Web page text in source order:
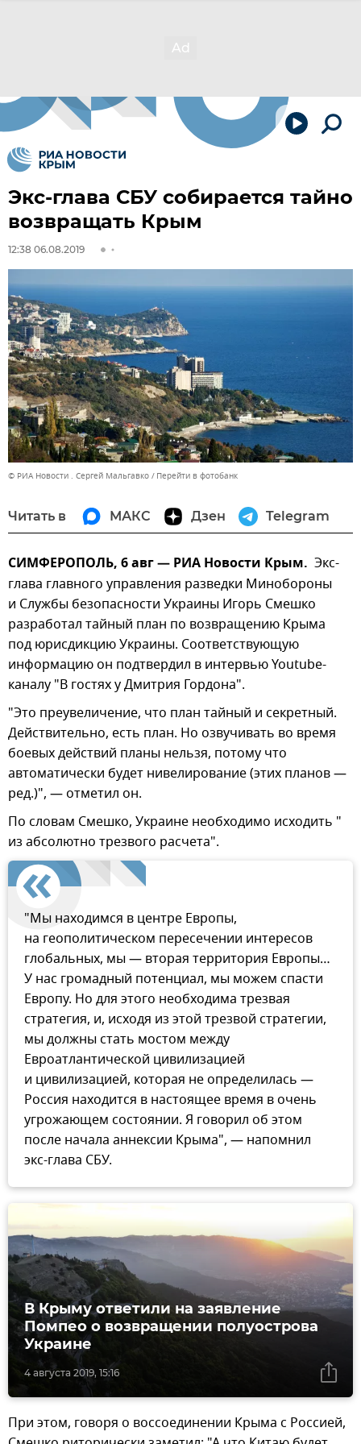
Экс-глава СБУ собирается тайно
возвращать Крым
12:38 06.08.2019
© РИА Новости . Сергей Мальгавко Перейти в фотобанк
Читать в МАКС Дзен Telegram
СИМФЕРОПОЛЬ, 6 авг — РИА Новости Крым. Экс-
глава главного управления разведки Минобороны
и Службы безопасности Украины Игорь Смешко
разработал тайный план по возвращению Крыма
под юрисдикцию Украины. Соответствующую
информацию он подтвердил в интервью Youtube-
каналу "В гостях у Дмитрия Гордона".
"Это преувеличение, что план тайный и секретный.
Действительно, есть план. Но озвучивать во время
боевых действий планы нельзя, потому что
автоматически будет нивелирование (этих планов —
ред.)", — отметил он.
По словам Смешко, Украине необходимо исходить "
из абсолютно трезвого расчета".
"Мы находимся в центре Европы,
на геополитическом пересечении интересов
глобальных, мы — вторая территория Европы…
У нас громадный потенциал, мы можем спасти
Европу. Но для этого необходима трезвая
стратегия, и, исходя из этой трезвой стратегии,
мы должны стать мостом между
Евроатлантической цивилизацией
и цивилизацией, которая не определилась —
Россия находится в настоящее время в очень
угрожающем состоянии. Я говорил об этом
после начала аннексии Крыма", — напомнил
экс-глава СБУ.
4 августа 2019, 15:16
В Крыму ответили на заявление
Помпео о возвращении полуострова
Украине
При этом, говоря о воссоединении Крыма с Россией,